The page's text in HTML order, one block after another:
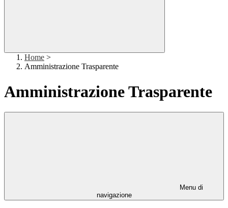
Home >
Amministrazione Trasparente
Amministrazione Trasparente
Menu di
navigazione